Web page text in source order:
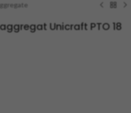
Unicraft PTO 18